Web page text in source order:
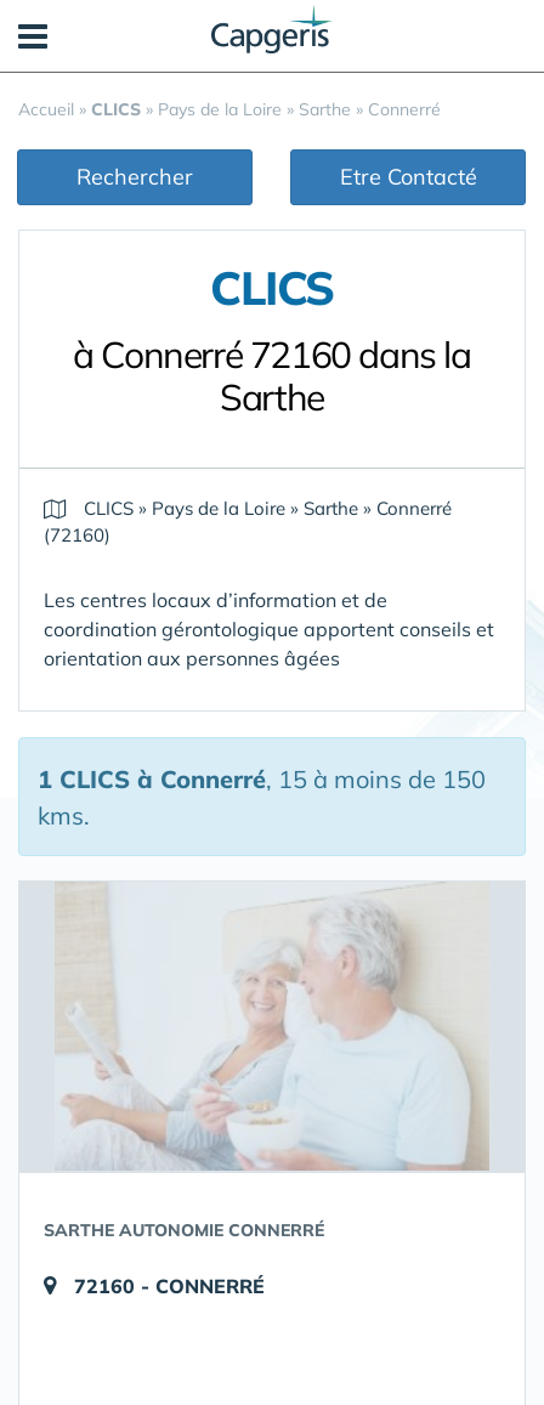
Accueil » CLICS » Pays de la Loire » Sarthe » Connerré
Rechercher Etre Contacté
CLICS
à Connerré 72160 dans la
Sarthe
CLICS » Pays de la Loire » Sarthe » Connerré
(72160)
Les centres locaux d’information et de
coordination gérontologique apportent conseils et
orientation aux personnes âgées
1 CLICS à Connerré, 15 à moins de 150
kms.
SARTHE AUTONOMIE CONNERRÉ
72160 - CONNERRÉ